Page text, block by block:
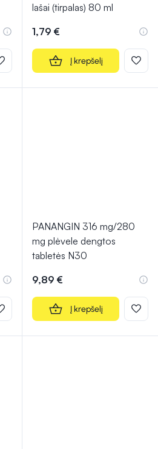
lašai (tirpalas) 80 ml
1,79 €
Į krepšelį
PANANGIN 316 mg/280
mg plėvele dengtos
tabletės N30
9,89 €
Į krepšelį